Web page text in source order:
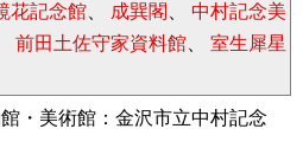
花記念館 成巽閣
中村記念美
前田土佐守家資料館
室生犀星
館・美術館：金沢市立中村記念